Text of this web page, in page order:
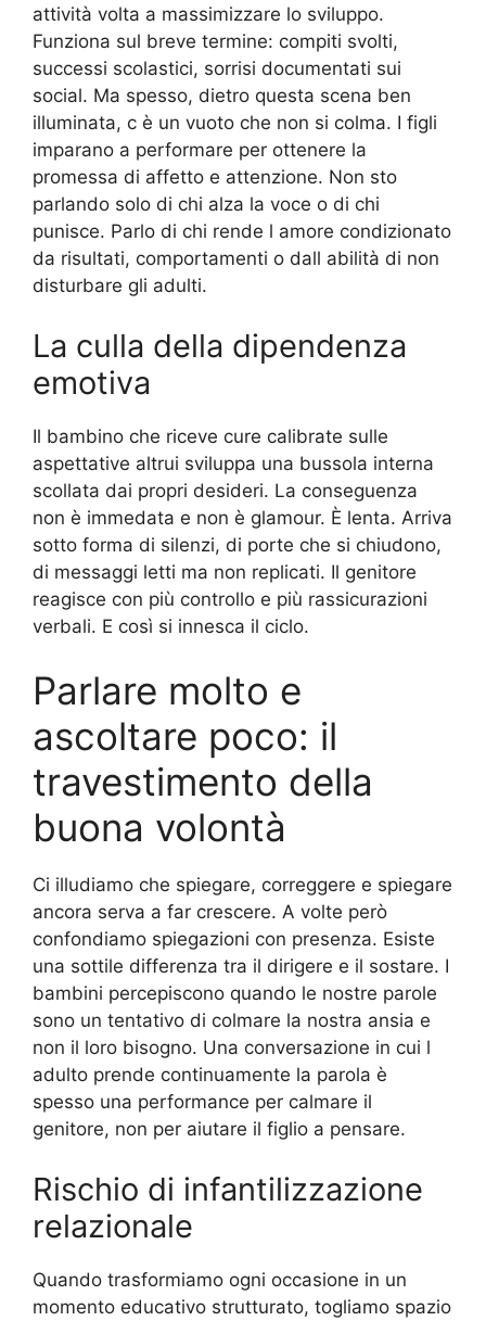
attività volta a massimizzare lo sviluppo.
Funziona sul breve termine: compiti svolti,
successi scolastici, sorrisi documentati sui
social. Ma spesso, dietro questa scena ben
illuminata, c è un vuoto che non si colma. I figli
imparano a performare per ottenere la
promessa di affetto e attenzione. Non sto
parlando solo di chi alza la voce o di chi
punisce. Parlo di chi rende l amore condizionato
da risultati, comportamenti o dall abilità di non
disturbare gli adulti.
La culla della dipendenza
emotiva
Il bambino che riceve cure calibrate sulle
aspettative altrui sviluppa una bussola interna
scollata dai propri desideri. La conseguenza
non è immedata e non è glamour. È lenta. Arriva
sotto forma di silenzi, di porte che si chiudono,
di messaggi letti ma non replicati. Il genitore
reagisce con più controllo e più rassicurazioni
verbali. E così si innesca il ciclo.
Parlare molto e
ascoltare poco: il
travestimento della
buona volontà
Ci illudiamo che spiegare, correggere e spiegare
ancora serva a far crescere. A volte però
confondiamo spiegazioni con presenza. Esiste
una sottile differenza tra il dirigere e il sostare. I
bambini percepiscono quando le nostre parole
sono un tentativo di colmare la nostra ansia e
non il loro bisogno. Una conversazione in cui l
adulto prende continuamente la parola è
spesso una performance per calmare il
genitore, non per aiutare il figlio a pensare.
Rischio di infantilizzazione
relazionale
Quando trasformiamo ogni occasione in un
momento educativo strutturato, togliamo spazio